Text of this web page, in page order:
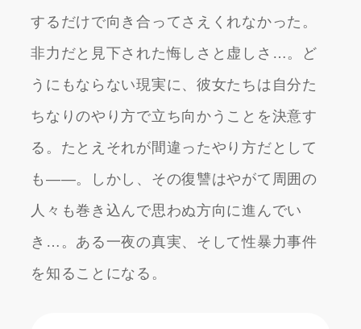
するだけで向き合ってさえくれなかった。
非力だと見下された悔しさと虚しさ…。ど
うにもならない現実に、彼女たちは自分た
ちなりのやり方で立ち向かうことを決意す
る。たとえそれが間違ったやり方だとして
も――。しかし、その復讐はやがて周囲の
人々も巻き込んで思わぬ方向に進んでい
き…。ある一夜の真実、そして性暴力事件
を知ることになる。